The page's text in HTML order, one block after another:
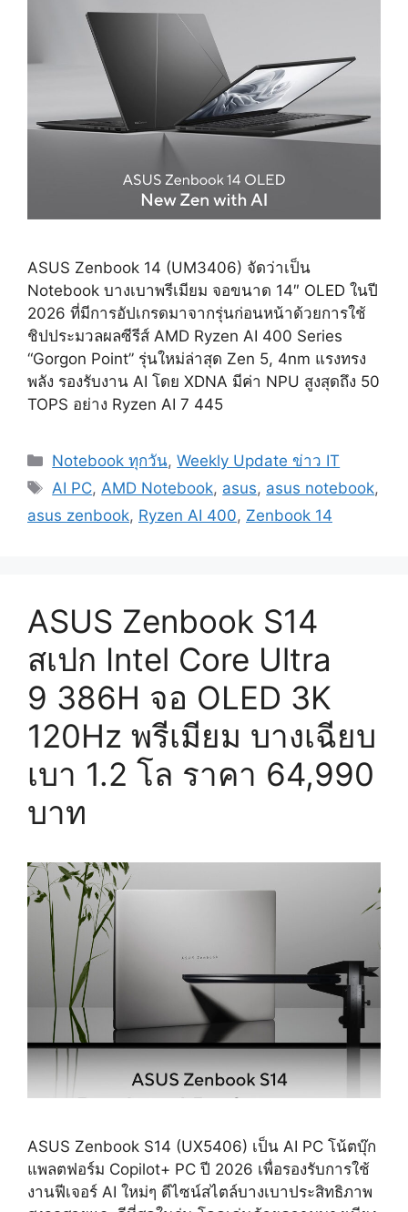
74,990
ASUS Zenbook 14 (UM3406) จัดว่าเป็น
Notebook บางเบาพรีเมียม จอขนาด 14″ OLED ในปี
2026 ที่มีการอัปเกรดมาจากรุ่นก่อนหน้าด้วยการใช้
ชิปประมวลผลซีรีส์ AMD Ryzen AI 400 Series
“Gorgon Point” รุ่นใหม่ล่าสุด Zen 5, 4nm แรงทรง
พลัง รองรับงาน AI โดย XDNA มีค่า NPU สูงสุดถึง 50
TOPS อย่าง Ryzen AI 7 445
Categories
Notebook ทุกวัน,Weekly Update ข่าว IT
Tags
AI PC, AMD Notebook, asus, asus notebook,
asus zenbook, Ryzen AI 400, Zenbook 14
ASUS Zenbook S14
สเปก Intel Core Ultra
9 386H จอ OLED 3K
120Hz พรีเมียม บางเฉียบ
เบา 1.2 โล ราคา 64,990
บาท
ASUS Zenbook S14 (UX5406) เป็น AI PC โน้ตบุ๊ก
แพลตฟอร์ม Copilot+ PC ปี 2026 เพื่อรองรับการใช้
งานฟีเจอร์ AI ใหม่ๆ ดีไซน์สไตล์บางเบาประสิทธิภาพ